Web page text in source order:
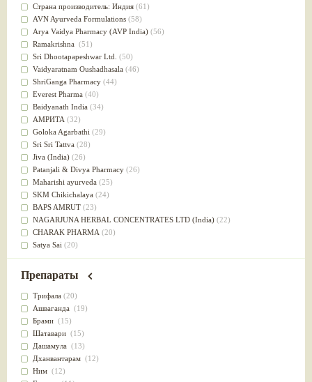
для очищения крови(38)
При диабете(38)
Антиоксидант(37)
Для Капха(Кафа) доши
От паразитов(37)
При расстройстве желудка (36)
Успокоительное(36)
Для глаз(34)
от геморроя(34)
Противовоспалительное
Для Питта доши(32)
Для сердца(32)
Для сосудов головного мозга
Для полости рта(32)
Дефицит железа(31)
Для лица(31)
Употребление в пищу
Ароматерапия(29)
Жаропонижающее(29)
для памяти(28)
для почек(28)
Слабительное (28)
Афродизиак(27)
Напитки(27)
Для йоги (27)
Для потенции(26)
Для душа(25)
для концентрации внимания
при нарушении эрекции
Страна производитель: Индия (61)
AVN Ayurveda Formulations (58)
Arya Vaidya Pharmacy (AVP India) (56)
Ramakrishna (51)
Sri Dhootapapeshwar Ltd. (50)
Vaidyaratnam Oushadhasala (46)
ShriGanga Pharmacy (44)
Everest Pharma (40)
Baidyanath India (34)
АМРИТА (32)
Goloka Agarbathi (29)
Sri Sri Tattva (28)
Jiva (India) (26)
Patanjali & Divya Pharmacy (26)
Maharishi ayurveda (25)
SKM Chikichalaya (24)
BAPS AMRUT (23)
NAGARJUNA HERBAL CONCENTRATES LTD (India) (22)
CHARAK PHARMA (20)
Satya Sai (20)
Vyas(20)
Kerala Ayurveda
(19)
Organic India pvt ltd
Lalita(16)
Ashtang Herbals
Alarsin(14)
Vasu Health care
Baraka(13)
Dabur India Ltd
Препараты
Трифала (20)
Ашваганда (19)
Брами (15)
Шатавари (15)
Дашамула (13)
Дханвантарам (12)
Ним (12)